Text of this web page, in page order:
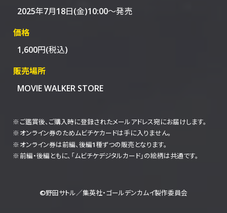
2025年7月18日(金)10:00～発売
価格
1,600円(税込)
販売場所
MOVIE WALKER STORE
ご鑑賞後、ご購入時に登録されたメールアドレス宛にお届けします。
オンライン券のためムビチケカードは手に入りません。
オンライン券は前編、後編1種ずつの販売となります。
前編・後編ともに、「ムビチケデジタルカード」の絵柄は共通です。
©野田サトル／集英社・ゴールデンカムイ製作委員会